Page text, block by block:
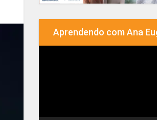
Aprendendo com Ana